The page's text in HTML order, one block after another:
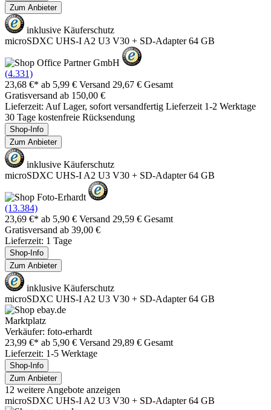
Zum Anbieter
inklusive Käuferschutz
microSDXC UHS-I A2 U3 V30 + SD-Adapter 64 GB
(4.331)
23,68 €* ab 5,99 € Versand 29,67 € Gesamt
Gratisversand ab 150,00 €
Lieferzeit: Auf Lager, sofort versandfertig Lieferzeit 1-2 Werktage
30 Tage kostenfreie Rücksendung
Shop-Info
Zum Anbieter
inklusive Käuferschutz
microSDXC UHS-I A2 U3 V30 + SD-Adapter 64 GB
(13.384)
23,69 €* ab 5,90 € Versand 29,59 € Gesamt
Gratisversand ab 39,00 €
Lieferzeit: 1 Tage
Shop-Info
Zum Anbieter
inklusive Käuferschutz
microSDXC UHS-I A2 U3 V30 + SD-Adapter 64 GB
Marktplatz
Verkäufer: foto-erhardt
23,99 €* ab 5,90 € Versand 29,89 € Gesamt
Lieferzeit: 1-5 Werktage
Shop-Info
Zum Anbieter
12 weitere Angebote anzeigen
microSDXC UHS-I A2 U3 V30 + SD-Adapter 64 GB